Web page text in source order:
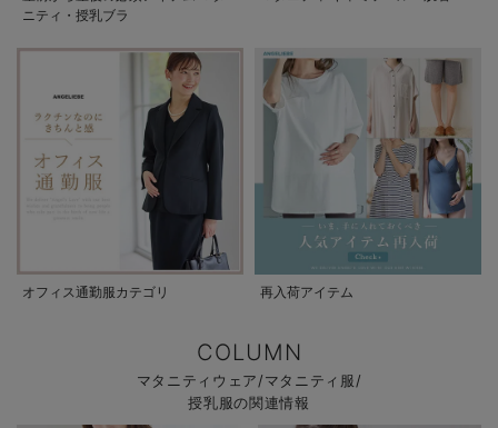
ニティ・授乳ブラ
オフィス通勤服カテゴリ 再入荷アイテム
COLUMN
マタニティウェア/マタニティ服/
授乳服の関連情報